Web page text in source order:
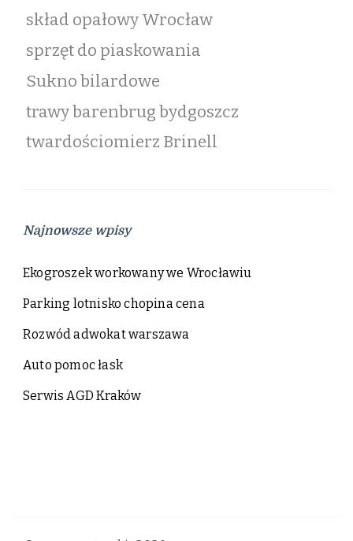
skład opałowy Wrocław
sprzęt do piaskowania
Sukno bilardowe
trawy barenbrug bydgoszcz
twardościomierz Brinell
Najnowsze wpisy
Ekogroszek workowany we Wrocławiu
Parking lotnisko chopina cena
Rozwód adwokat warszawa
Auto pomoc łask
Serwis AGD Kraków